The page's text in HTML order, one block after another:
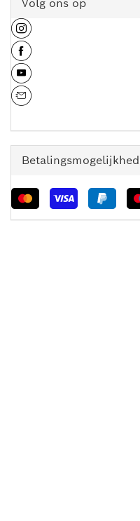
Volg ons op